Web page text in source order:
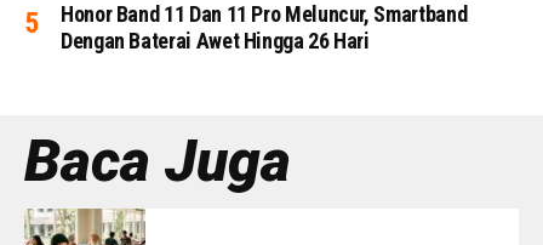
Honor Band 11 Dan 11 Pro Meluncur, Smartband
Dengan Baterai Awet Hingga 26 Hari
Baca Juga